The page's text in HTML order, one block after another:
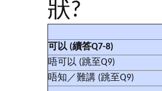
狀?
可以 (續答Q7-8)
唔可以 (跳至Q9)
唔知／難講 (跳至Q9)